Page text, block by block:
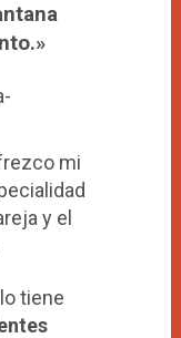
mi
y el
tiene